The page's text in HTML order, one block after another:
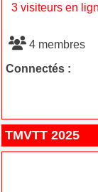
3 visiteurs en
4 membres
Connectés :
TMVTT 2025